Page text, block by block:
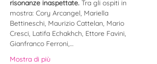
risonanze inaspettate. Tra gli ospiti in
mostra: Cory Arcangel, Mariella
Bettineschi, Maurizio Cattelan, Mario
Cresci, Latifa Echakhch, Ettore Favini,
Gianfranco Ferroni,…
Mostra di più